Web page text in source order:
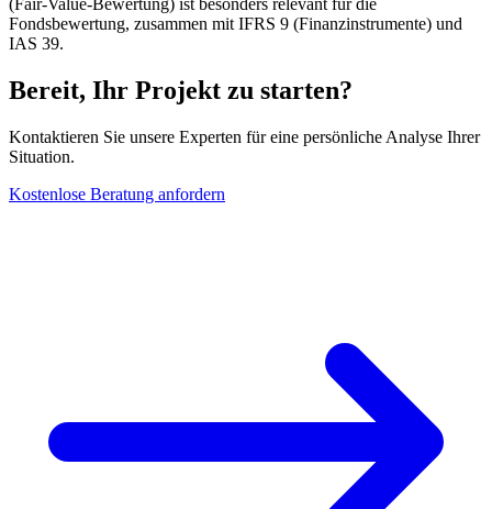
Fondsbewertung, zusammen mit IFRS 9 (Finanzinstrumente) und
IAS 39.
Bereit, Ihr Projekt zu starten?
Kontaktieren Sie unsere Experten für eine persönliche Analyse Ihrer
Situation.
Kostenlose Beratung anfordern